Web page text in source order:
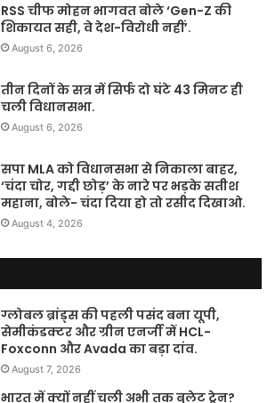
RSS चीफ मोहन भागवत बोले ‘Gen-Z की
शिकायत सही, वे देश-विरोधी नहीं’.
August 6, 2026
तीन दिनों के सत्र में सिर्फ दो घंटे 43 मिनट ही
चली विधानसभा.
August 6, 2026
सपा MLA को विधानसभा से निकाला बाहर,
‘चंदा चोर, गद्दी छोड़’ के नारे पर भड़के सतीश
महाना, बोले- चंदा दिया हो तो रसीद दिखाओ.
August 4, 2026
ग्लोबल ब्रांड्स की पहली पसंद बना यूपी,
सेमीकंडक्टर और ग्रीन एनर्जी में HCL-
Foxconn और Avada का बड़ा दांव.
August 7, 2026
भारत में क्यों नहीं चली अभी तक बुलेट ट्रेन?